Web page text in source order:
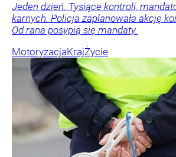
Jeden dzień. Tysiące kontroli,
karnych. Policja zaplanowała akcję
Od rana posypią się mandaty.
MotoryzacjaKrajŻycie